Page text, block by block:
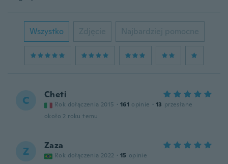
Wszystko Zdjęcie Najbardziej pomocne
C Cheti
Rok dołączenia 2015 · 161 opinie · 13 przesłane
około 2 roku temu
Z Zaza
Rok dołączenia 2022 · 15 opinie